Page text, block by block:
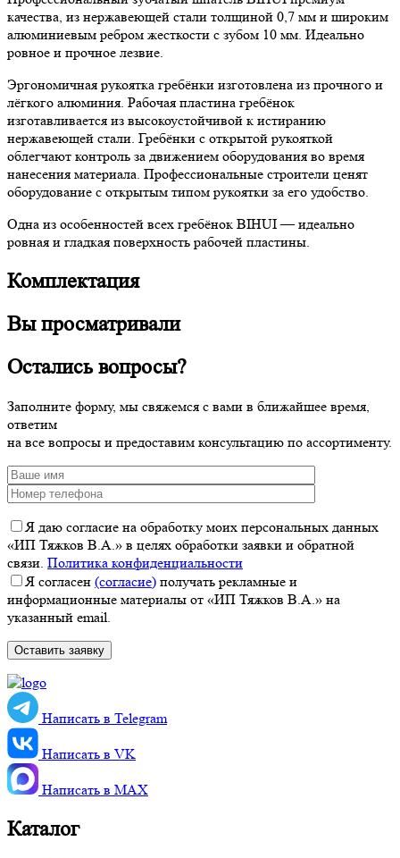
качества, из нержавеющей стали толщиной 0,7 мм и широким
алюминиевым ребром жесткости с зубом 10 мм. Идеально
ровное и прочное лезвие.
Эргономичная рукоятка гребёнки изготовлена из прочного и
лёгкого алюминия. Рабочая пластина гребёнок
изготавливается из высокоустойчивой к истиранию
нержавеющей стали. Гребёнки с открытой рукояткой
облегчают контроль за движением оборудования во время
нанесения материала. Профессиональные строители ценят
оборудование с открытым типом рукоятки за его удобство.
Одна из особенностей всех гребёнок BIHUI — идеально
ровная и гладкая поверхность рабочей пластины.
Комплектация
Вы просматривали
Остались вопросы?
Заполните форму, мы свяжемся с вами в ближайшее время,
ответим
на все вопросы и предоставим консультацию по ассортименту.
Я даю согласие на обработку моих персональных данных
«ИП Тяжков В.А.» в целях обработки заявки и обратной
связи. Политика конфиденциальности
Я согласен (согласие) получать рекламные и
информационные материалы от «ИП Тяжков В.А.» на
указанный email.
Написать в Telegram
Написать в VK
Написать в MАХ
Каталог